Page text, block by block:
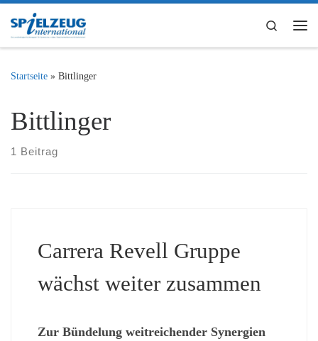
Zum Inhalt springen
Search
Startseite » Bittlinger
Bittlinger
1 Beitrag
Carrera Revell Gruppe
wächst weiter zusammen
Zur Bündelung weitreichender Synergien